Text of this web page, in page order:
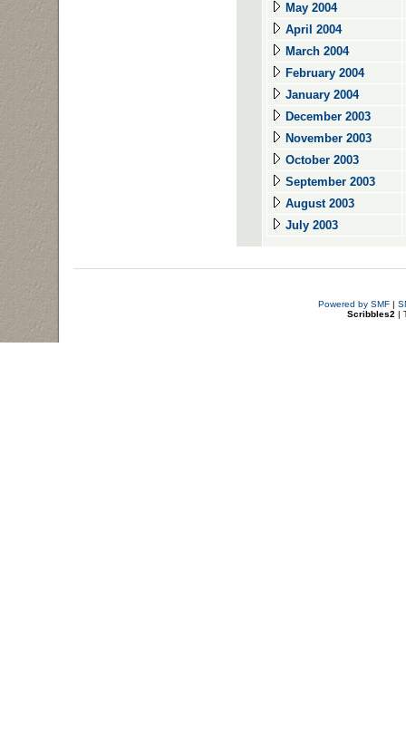
May 2004
April 2004
March 2004
February 2004
January 2004
December 2003
November 2003
October 2003
September 2003
August 2003
July 2003
Powered by SMF|
Scribbles2 |